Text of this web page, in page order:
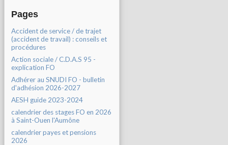
Pages
Accident de service / de trajet
(accident de travail) : conseils et
procédures
Action sociale / C.D.A.S 95 -
explication FO
Adhérer au SNUDI FO - bulletin
d'adhésion 2026-2027
AESH guide 2023-2024
calendrier des stages FO en 2026
à Saint-Ouen l'Aumône
calendrier payes et pensions
2026